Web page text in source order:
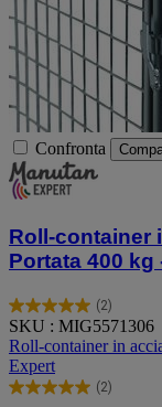
Confronta
Roll-container
Portata 400 kg
(2)
5.0
su
5
stelle.
2
SKU : MIG5571306
Roll-container in
Expert
(2)
5.0